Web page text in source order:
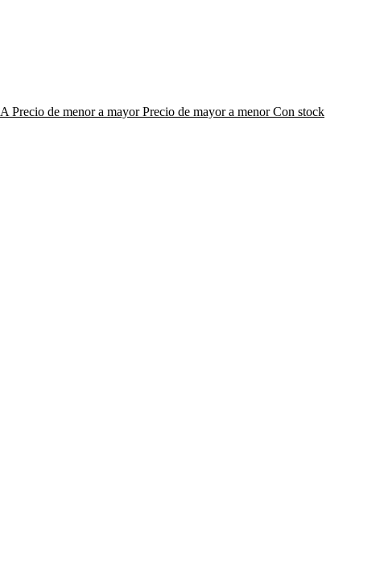
Precio de menor a mayorPrecio de mayor a menorCon stock